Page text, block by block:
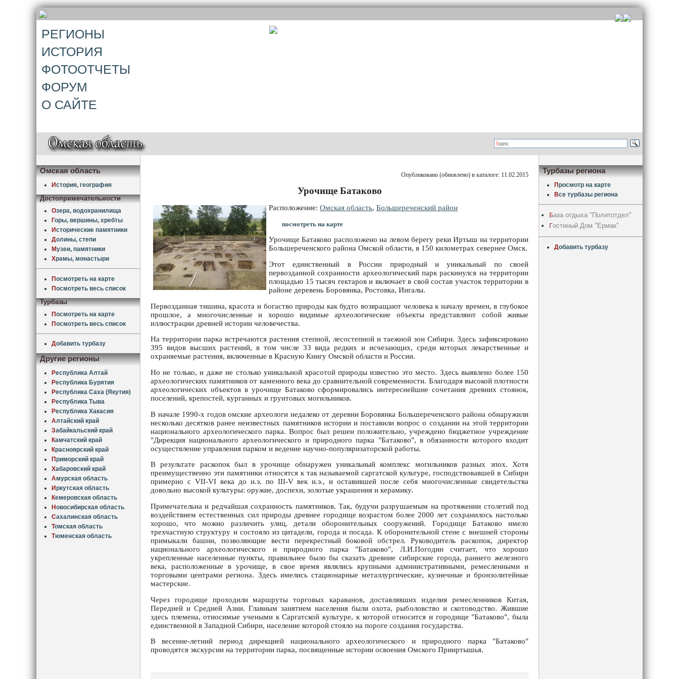
РЕГИОНЫ
ИСТОРИЯ
ФОТООТЧЕТЫ
ФОРУМ
О САЙТЕ
Омская область
История, география
Достопримечательности
Озера, водохранилища
Горы, вершины, хребты
Исторические памятники
Долины, степи
Музеи, памятники
Храмы, монастыри
Посмотреть на карте
Посмотреть весь список
Турбазы
Посмотреть на карте
Посмотреть весь список
Добавить турбазу
Другие регионы
Республика Алтай
Республика Бурятия
Республика Саха (Якутия)
Республика Тыва
Республика Хакасия
Алтайский край
Забайкальский край
Камчатский край
Красноярский край
Приморский край
Хабаровский край
Амурская область
Иркутская область
Кемеровская область
Новосибирская область
Сахалинская область
Томская область
Тюменская область
Опубликовано (обновлено) в каталоге: 11.02.2015
Урочище Батаково
Расположение: Омская область, Большереченский район
посмотреть на карте
Урочище Батаково расположено на левом берегу реки Иртыш на территории
Большереченского района Омской области, в 150 километрах севернее Омск.
Этот единственный в России природный и уникальный по своей
первозданной сохранности археологический парк раскинулся на территории
площадью 15 тысяч гектаров и включает в свой состав участок территории в
районе деревень Боровянка, Ростовка, Ингалы.
Первозданная тишина, красота и богаство природы как будто возвращают человека к началу времен, в глубокое
прошлое, а многочисленные и хорошо видимые археологические объекты представляют собой живые
иллюстрации древней истории человечества.
На территории парка встречаются растения степной, лесостепной и таежной зон Сибири. Здесь зафиксировано
395 видов высших растений, в том числе 33 вида редких и исчезающих, среди которых лекарственные и
охраняемые растения, включенные в Красную Книгу Омской области и России.
Но не только, и даже не столько уникальной красотой природы известно это место. Здесь выявлено более 150
археологических памятников от каменного века до сравнительной современности. Благодаря высокой плотности
археологических объектов в урочище Батаково сформировались интереснейшие сочетания древних стоянок,
поселений, крепостей, курганных и грунтовых могильников.
В начале 1990-х годов омские археологи недалеко от деревни Боровянка Большереченского района обнаружили
несколько десятков ранее неизвестных памятников истории и поставили вопрос о создании на этой территории
национального археологического парка. Вопрос был решен положительно, учреждено бюджетное учреждение
"Дирекция национального археологического и природного парка "Батаково", в обязанности которого входит
осуществление управления парком и ведение научно-популяризаторской работы.
В результате раскопок был в урочище обнаружен уникальный комплекс могильников разных эпох. Хотя
преимущественно эти памятники относятся к так называемой саргатской культуре, господствовавшей в Сибири
примерно с VII-VI века до н.э. по III-V век н.э., и оставившей после себя многочисленные свидетельства
довольно высокой культуры: оружие, доспехи, золотые украшения и керамику.
Примечательна и редчайшая сохранность памятников. Так, будучи разрушаемым на протяжении столетий под
воздействием естественных сил природы древнее городище возрастом более 2000 лет сохранилось настолько
хорошо, что можно различить улиц, детали оборонительных сооружений. Городище Батаково имело
трехчастную структуру и состояло из цитадели, города и посада. К оборонительной стене с внешней стороны
примыкали башни, позволяющие вести перекрестный боковой обстрел. Руководитель раскопок, директор
национального археологического и природного парка "Батаково", Л.И.Погодин считает, что хорошо
укрепленные населенные пункты, правильнее было бы сказать древние сибирские города, раннего железного
века, расположенные в урочище, в свое время являлись крупными административными, ремесленными и
торговыми центрами региона. Здесь имелись стационарные металлургические, кузнечные и бронзолитейные
мастерские.
Через городище проходили маршруты торговых караванов, доставлявших изделия ремесленников Китая,
Передней и Средней Азии. Главным занятием населения были охота, рыболовство и скотоводство. Жившие
здесь племена, относимые учеными к Саргатской культуре, к которой относится и городище "Батаково", была
единственной в Западной Сибири, население которой стояло на пороге создания государства.
В весенне-летний период дирекцией национального археологического и природного парка "Батаково"
проводятся экскурсии на территории парка, посвященные истории освоения Омского Прииртышья.
Турбазы региона
Просмотр на карте
Все турбазы региона
База отдыха "Политотдел"
Гостиный Дом "Ермак"
Добавить турбазу